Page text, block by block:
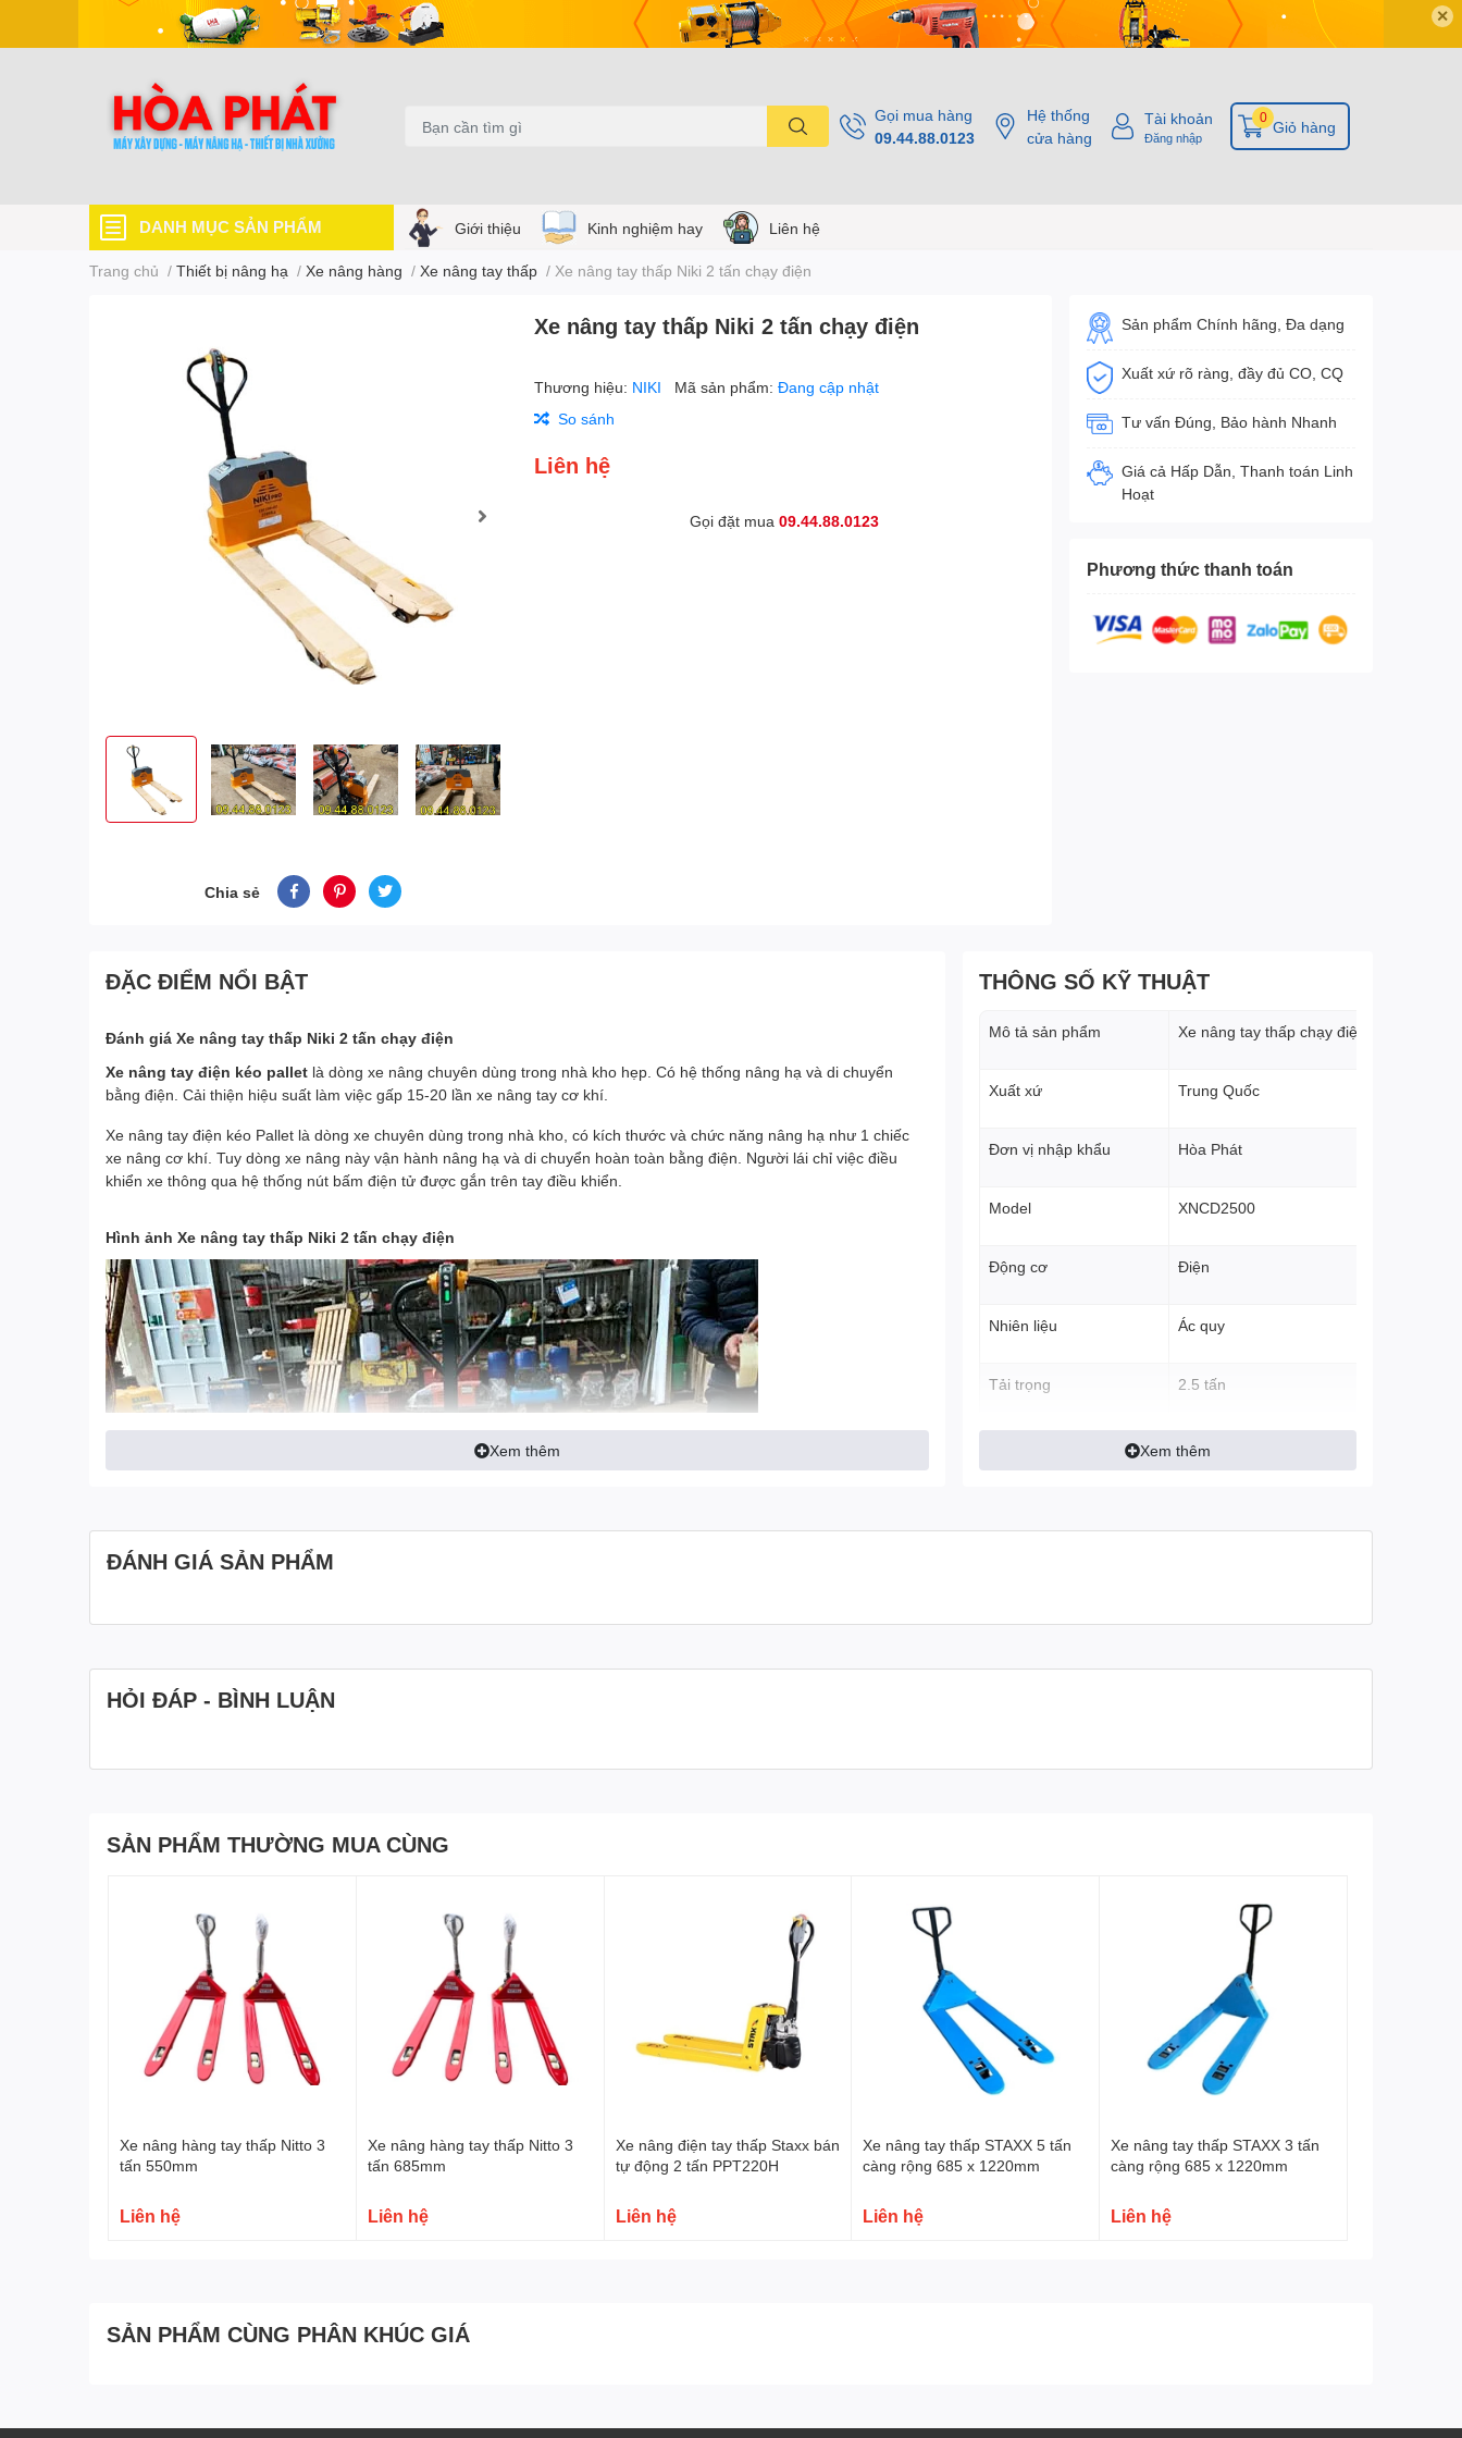
✕
Gọi mua hàng
09.44.88.0123
Hệ thống
cửa hàng
Tài khoản
Đăng nhập
Giỏ hàng
0
DANH MỤC SẢN PHẨM Giới thiệu Kinh nghiệm hay Liên hệ
Trang chủ / Thiết bị nâng hạ / Xe nâng hàng / Xe nâng tay thấp / Xe nâng tay thấp Niki 2 tấn chạy điện
Chia sẻ
Xe nâng tay thấp Niki 2 tấn chạy điện
Thương hiệu: NIKI Mã sản phẩm:Đang cập nhật
So sánh
Liên hệ
Gọi đặt mua09.44.88.0123
Sản phẩm Chính hãng, Đa dạng
Xuất xứ rõ ràng, đầy đủ CO, CQ
Tư vấn Đúng, Bảo hành Nhanh
Giá cả Hấp Dẫn, Thanh toán Linh
Hoạt
Phương thức thanh toán
ĐẶC ĐIỂM NỔI BẬT
Đánh giá Xe nâng tay thấp Niki 2 tấn chạy điện
Xe nâng tay điện kéo pallet là dòng xe nâng chuyên dùng trong nhà kho hẹp. Có hệ thống nâng hạ và di chuyển
bằng điện. Cải thiện hiệu suất làm việc gấp 15-20 lần xe nâng tay cơ khí.
Xe nâng tay điện kéo Pallet là dòng xe chuyên dùng trong nhà kho, có kích thước và chức năng nâng hạ như 1 chiếc
xe nâng cơ khí. Tuy dòng xe nâng này vận hành nâng hạ và di chuyển hoàn toàn bằng điện. Người lái chỉ việc điều
khiển xe thông qua hệ thống nút bấm điện tử được gắn trên tay điều khiển.
Hình ảnh Xe nâng tay thấp Niki 2 tấn chạy điện
Xem thêm
THÔNG SỐ KỸ THUẬT
Mô tả sản phẩm Xe nâng tay thấp chạy điện
Xuất xứ Trung Quốc
Đơn vị nhập khẩu Hòa Phát
Model XNCD2500
Động cơ Điện
Nhiên liệu Ác quy
Tải trọng 2.5 tấn
Chiều cao thấp nhất 80 mm
Xem thêm
ĐÁNH GIÁ SẢN PHẨM
HỎI ĐÁP - BÌNH LUẬN
SẢN PHẨM THƯỜNG MUA CÙNG
Xe nâng hàng tay thấp Nitto 3
tấn 550mm
Liên hệ
Xe nâng hàng tay thấp Nitto 3
tấn 685mm
Liên hệ
Xe nâng điện tay thấp Staxx bán
tự động 2 tấn PPT220H
Liên hệ
Xe nâng tay thấp STAXX 5 tấn
càng rộng 685 x 1220mm
Liên hệ
Xe nâng tay thấp STAXX 3 tấn
càng rộng 685 x 1220mm
Liên hệ
SẢN PHẨM CÙNG PHÂN KHÚC GIÁ